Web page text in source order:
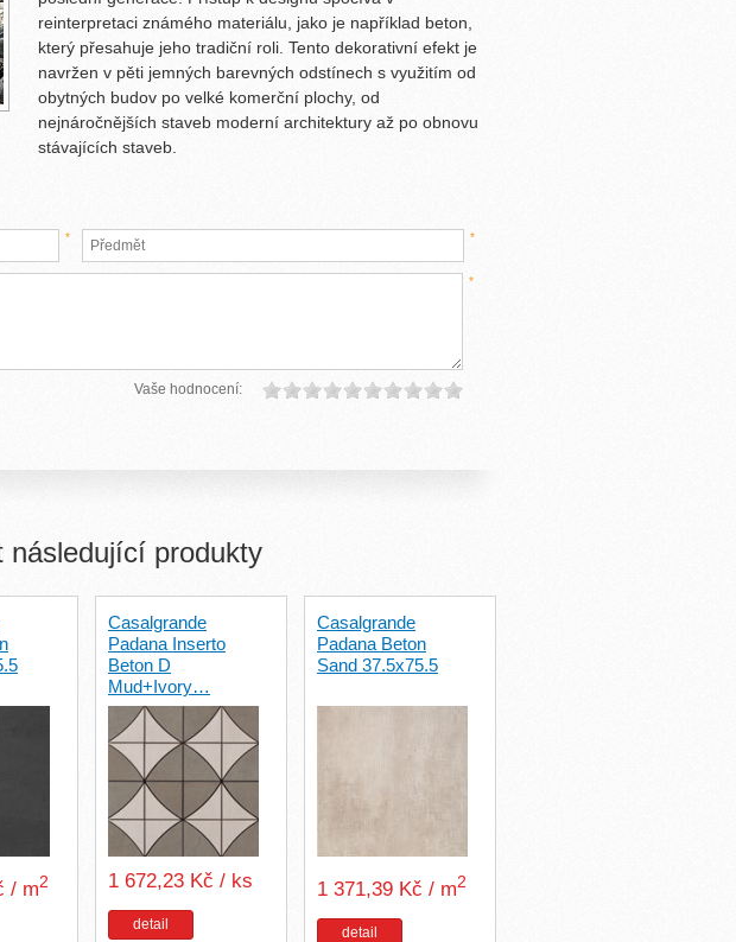
reinterpretaci známého materiálu, jako je například beton,
který přesahuje jeho tradiční roli. Tento dekorativní efekt je
navržen v pěti jemných barevných odstínech s využitím od
obytných budov po velké komerční plochy, od
nejnáročnějších staveb moderní architektury až po obnovu
stávajících staveb.
* *
*
Vaše hodnocení:
následující produkty
/ m2
Casalgrande
Padana Inserto
Beton D
Mud+Ivory…
1 672,23 Kč / ks
detail
Casalgrande
Padana Beton
Sand 37.5x75.5
1 371,39 Kč / m2
detail